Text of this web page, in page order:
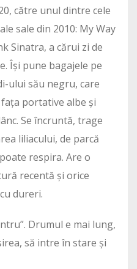
către unul dintre cele
sale din 2010: My Way
Sinatra, a cărui zi de
Își pune bagajele pe
ului său negru, care
portative albe și
Se încruntă, trage
liliacului, de parcă
respira. Are o
recentă și orice
dureri.
Drumul e mai lung,
să intre în stare și